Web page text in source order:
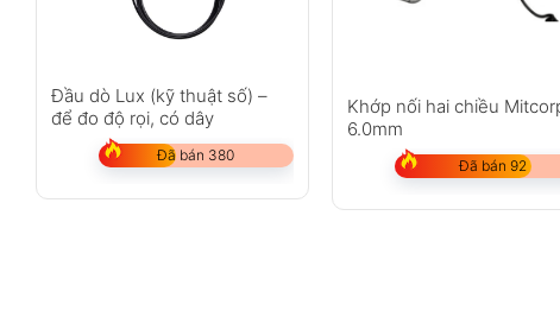
Đầu dò Lux (kỹ thuật số) –
để đo độ rọi, có dây
Đã bán 380
Khớp nối hai chiều
6.0mm
Đã bán 92